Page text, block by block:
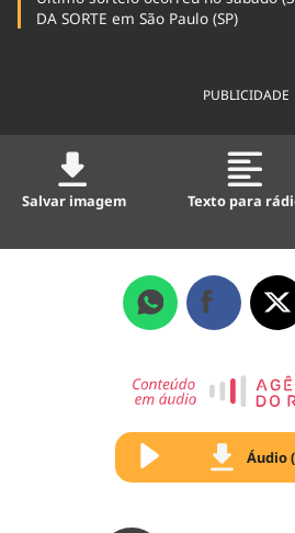
DA SORTE em São Paulo (SP)
PUBLICIDADE
Salvar imagem Texto para
Áudio